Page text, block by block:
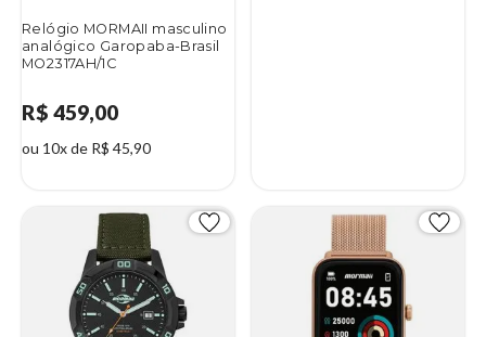
Relógio MORMAII masculino
analógico Garopaba-Brasil
MO2317AH/1C
R$ 459,00
ou 10x de R$ 45,90